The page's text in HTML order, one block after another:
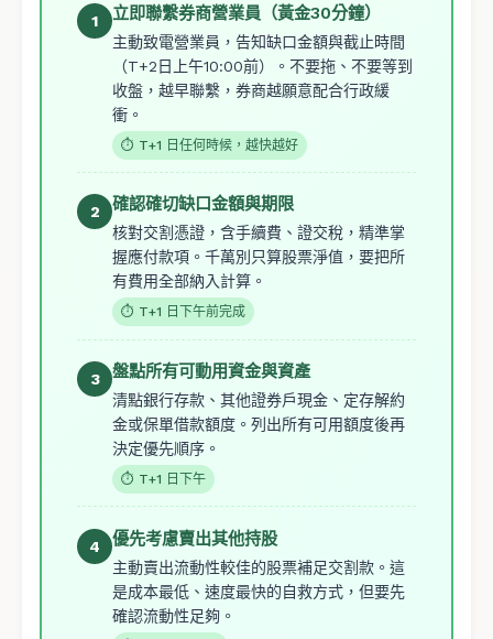
1 立即聯繫券商營業員（黃金30分鐘）
主動致電營業員，告知缺口金額與截止時間
（T+2日上午10:00前）。不要拖、不要等到
收盤，越早聯繫，券商越願意配合行政緩
衝。
⏱ T+1 日任何時候，越快越好
2 確認確切缺口金額與期限
核對交割憑證，含手續費、證交稅，精準掌
握應付款項。千萬別只算股票淨值，要把所
有費用全部納入計算。
⏱ T+1 日下午前完成
3 盤點所有可動用資金與資產
清點銀行存款、其他證券戶現金、定存解約
金或保單借款額度。列出所有可用額度後再
決定優先順序。
⏱ T+1 日下午
4 優先考慮賣出其他持股
主動賣出流動性較佳的股票補足交割款。這
是成本最低、速度最快的自救方式，但要先
確認流動性足夠。